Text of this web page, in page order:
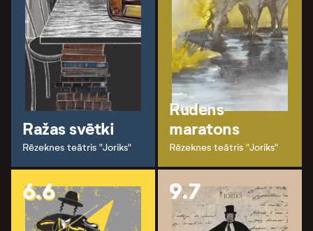
Ražas svētki
Rēzeknes teātris "Joriks"
Rudens
maratons
Rēzeknes teātris "Joriks"
6.6 9.7